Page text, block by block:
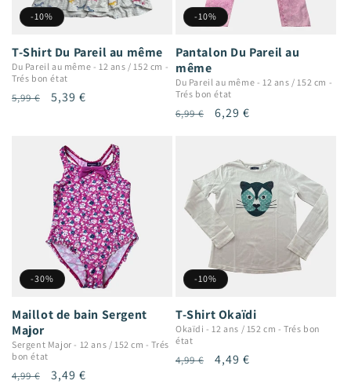
-10%
T-Shirt Du Pareil au même
Du Pareil au même - 12 ans / 152 cm -
Trés bon état
Prix
5,99 €
Prix
5,39 €
-10%
Pantalon Du Pareil au
même
Du Pareil au même - 12 ans / 152 cm -
Trés bon état
Prix
6,99 €
Prix
6,29 €
-30%
Maillot de bain Sergent
Major
Sergent Major - 12 ans / 152 cm -Trés
bon état
Prix
4,99 €
Prix
3,49 €
-10%
T-Shirt Okaïdi
Okaïdi - 12 ans / 152 cm -Trés bon
état
Prix
4,99 €
Prix
4,49 €